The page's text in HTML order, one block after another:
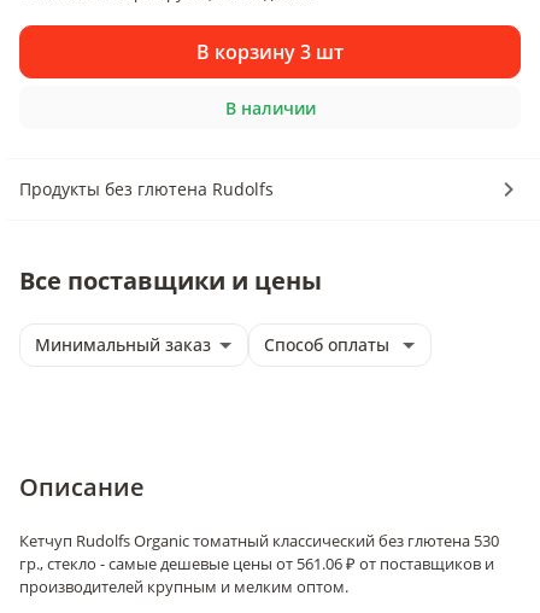
В корзину 3 шт
В наличии
Продукты без глютена Rudolfs
Все поставщики и цены
Минимальный заказ Способ оплаты
Описание
Кетчуп Rudolfs Organic томатный классический без глютена 530
гр., стекло - самые дешевые цены от 561.06 ₽ от поставщиков и
производителей крупным и мелким оптом.